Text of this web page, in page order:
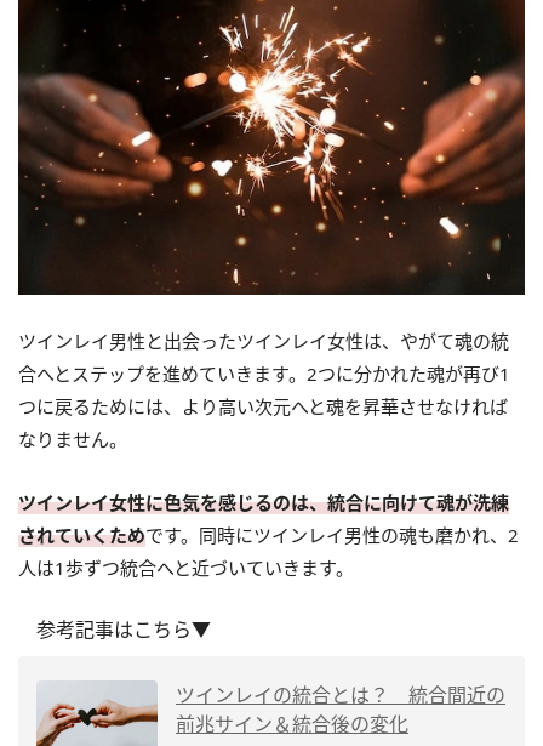
ツインレイ男性と出会ったツインレイ女性は、やがて魂の統
合へとステップを進めていきます。2つに分かれた魂が再び1
つに戻るためには、より高い次元へと魂を昇華させなければ
なりません。
ツインレイ女性に色気を感じるのは、統合に向けて魂が洗練
されていくためです。同時にツインレイ男性の魂も磨かれ、2
人は1歩ずつ統合へと近づいていきます。
参考記事はこちら▼
ツインレイの統合とは？ 統合間近の
前兆サイン＆統合後の変化